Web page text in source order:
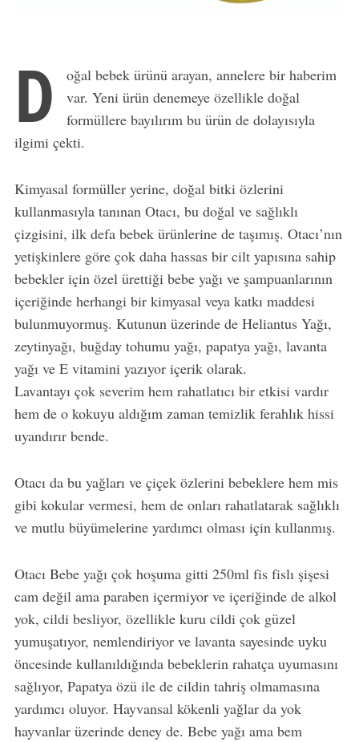
D
oğal bebek ürünü arayan, annelere bir haberim
var. Yeni ürün denemeye özellikle doğal
formüllere bayılırım bu ürün de dolayısıyla
ilgimi çekti.
Kimyasal formüller yerine, doğal bitki özlerini
kullanmasıyla tanınan Otacı, bu doğal ve sağlıklı
çizgisini, ilk defa bebek ürünlerine de taşımış. Otacı’nın
yetişkinlere göre çok daha hassas bir cilt yapısına sahip
bebekler için özel ürettiği bebe yağı ve şampuanlarının
içeriğinde herhangi bir kimyasal veya katkı maddesi
bulunmuyormuş. Kutunun üzerinde de Heliantus Yağı,
zeytinyağı, buğday tohumu yağı, papatya yağı, lavanta
yağı ve E vitamini yazıyor içerik olarak.
Lavantayı çok severim hem rahatlatıcı bir etkisi vardır
hem de o kokuyu aldığım zaman temizlik ferahlık hissi
uyandırır bende.
Otacı da bu yağları ve çiçek özlerini bebeklere hem mis
gibi kokular vermesi, hem de onları rahatlatarak sağlıklı
ve mutlu büyümelerine yardımcı olması için kullanmış.
Otacı Bebe yağı çok hoşuma gitti 250ml fis fislı şişesi
cam değil ama paraben içermiyor ve içeriğinde de alkol
yok, cildi besliyor, özellikle kuru cildi çok güzel
yumuşatıyor, nemlendiriyor ve lavanta sayesinde uyku
öncesinde kullanıldığında bebeklerin rahatça uyumasını
sağlıyor, Papatya özü ile de cildin tahriş olmamasına
yardımcı oluyor. Hayvansal kökenli yağlar da yok
hayvanlar üzerinde deney de. Bebe yağı ama bem